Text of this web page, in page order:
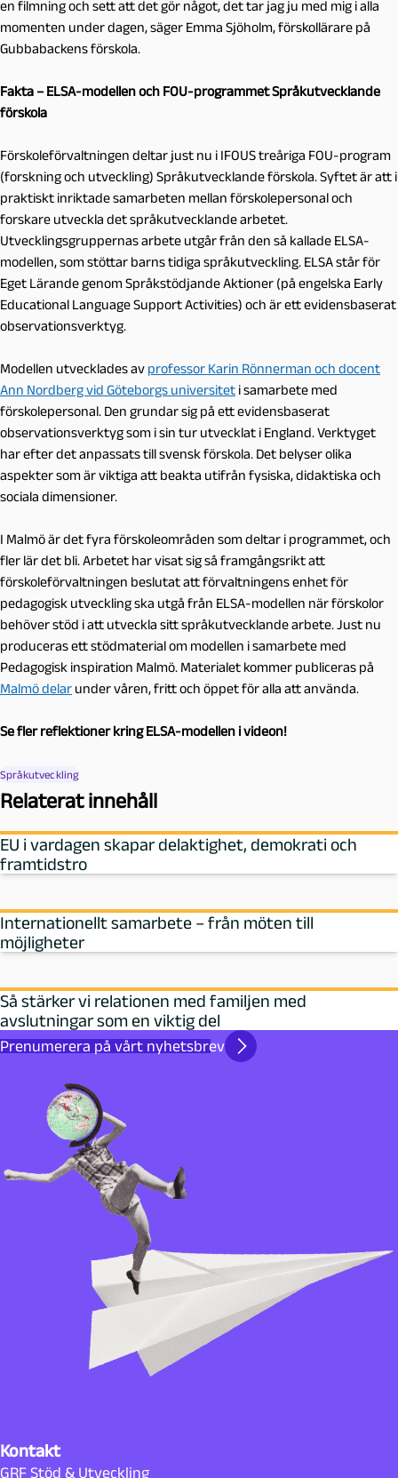
en filmning och sett att det gör något, det tar jag ju med mig i alla
momenten under dagen, säger Emma Sjöholm, förskollärare på
Gubbabackens förskola.
Fakta – ELSA-modellen och FOU-programmet Språkutvecklande
förskola
Förskoleförvaltningen deltar just nu i IFOUS treåriga FOU-program
(forskning och utveckling) Språkutvecklande förskola. Syftet är att i
praktiskt inriktade samarbeten mellan förskolepersonal och
forskare utveckla det språkutvecklande arbetet.
Utvecklingsgruppernas arbete utgår från den så kallade ELSA-
modellen, som stöttar barns tidiga språkutveckling. ELSA står för
Eget Lärande genom Språkstödjande Aktioner (på engelska Early
Educational Language Support Activities) och är ett evidensbaserat
observationsverktyg.
Modellen utvecklades av professor Karin Rönnerman och docent
Ann Nordberg vid Göteborgs universitet i samarbete med
förskolepersonal. Den grundar sig på ett evidensbaserat
observationsverktyg som i sin tur utvecklat i England. Verktyget
har efter det anpassats till svensk förskola. Det belyser olika
aspekter som är viktiga att beakta utifrån fysiska, didaktiska och
sociala dimensioner.
I Malmö är det fyra förskoleområden som deltar i programmet, och
fler lär det bli. Arbetet har visat sig så framgångsrikt att
förskoleförvaltningen beslutat att förvaltningens enhet för
pedagogisk utveckling ska utgå från ELSA-modellen när förskolor
behöver stöd i att utveckla sitt språkutvecklande arbete. Just nu
produceras ett stödmaterial om modellen i samarbete med
Pedagogisk inspiration Malmö. Materialet kommer publiceras på
Malmö delar under våren, fritt och öppet för alla att använda.
Se fler reflektioner kring ELSA-modellen i videon!
Språkutveckling
Relaterat innehåll
EU i vardagen skapar delaktighet, demokrati och
framtidstro
Internationellt samarbete – från möten till
möjligheter
Så stärker vi relationen med familjen med
avslutningar som en viktig del
Prenumerera på vårt nyhetsbrev
Kontakt
GRF Stöd & Utveckling